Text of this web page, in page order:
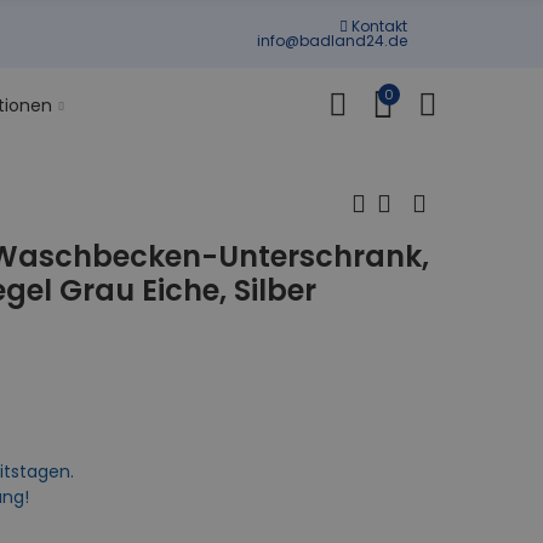
Kontakt
info@badland24.de
0
Unterschrank,
Grau Eiche, Silber